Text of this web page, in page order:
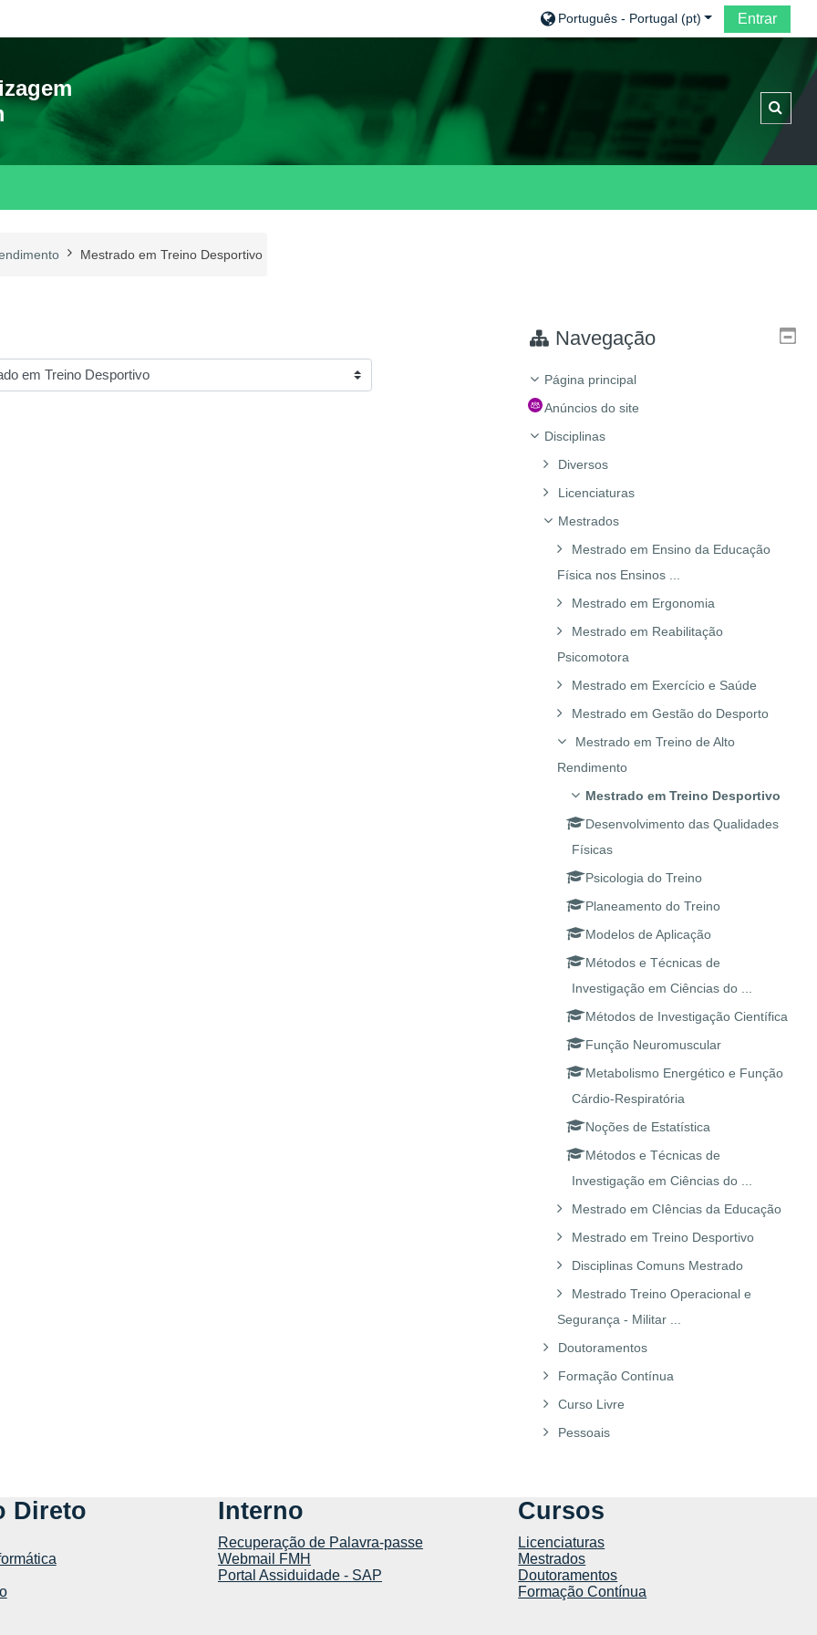
Português - Portugal ‎(pt)‎ Entrar
Mestrado em Treino Desportivo
Navegação
Página principal
Anúncios do site
Disciplinas
Diversos
Licenciaturas
Mestrados
Mestrado em Ensino da Educação
Física nos Ensinos ...
Mestrado em Ergonomia
Mestrado em Reabilitação
Psicomotora
Mestrado em Exercício e Saúde
Mestrado em Gestão do Desporto
Mestrado em Treino de Alto
Rendimento
Mestrado em Treino Desportivo
Desenvolvimento das Qualidades
Físicas
Psicologia do Treino
Planeamento do Treino
Modelos de Aplicação
Métodos e Técnicas de
Investigação em Ciências do ...
Métodos de Investigação Científica
Função Neuromuscular
Metabolismo Energético e Função
Cárdio-Respiratória
Noções de Estatística
Métodos e Técnicas de
Investigação em Ciências do ...
Mestrado em CIências da Educação
Mestrado em Treino Desportivo
Disciplinas Comuns Mestrado
Mestrado Treino Operacional e
Segurança - Militar ...
Doutoramentos
Formação Contínua
Curso Livre
Pessoais
Direto Interno
Recuperação de Palavra-passe
Webmail FMH
Portal Assiduidade - SAP
Cursos
Licenciaturas
Mestrados
Doutoramentos
Formação Contínua